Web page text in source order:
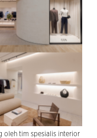
oleh tim spesialis interior